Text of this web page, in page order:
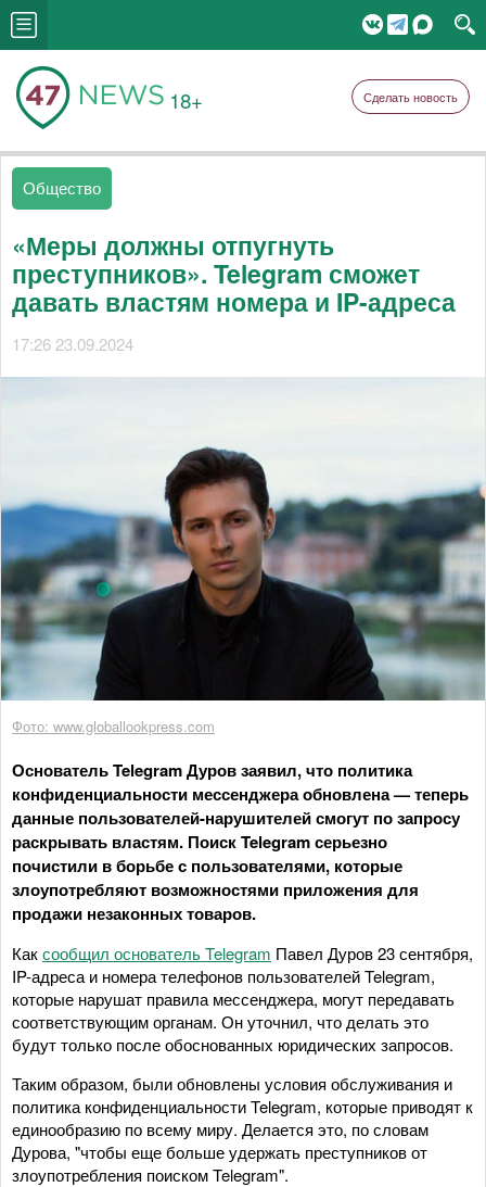
18+ Сделать новость
Общество
«Меры должны отпугнуть
преступников». Telegram сможет
давать властям номера и IP-адреса
17:26 23.09.2024
Фото: www.globallookpress.com
Основатель Telegram Дуров заявил, что политика
конфиденциальности мессенджера обновлена — теперь
данные пользователей-нарушителей смогут по запросу
раскрывать властям. Поиск Telegram серьезно
почистили в борьбе с пользователями, которые
злоупотребляют возможностями приложения для
продажи незаконных товаров.
Каксообщил основатель Telegram Павел Дуров 23 сентября,
IP-адреса и номера телефонов пользователей Telegram,
которые нарушат правила мессенджера, могут передавать
соответствующим органам. Он уточнил, что делать это
будут только после обоснованных юридических запросов.
Таким образом, были обновлены условия обслуживания и
политика конфиденциальности Telegram, которые приводят к
единообразию по всему миру. Делается это, по словам
Дурова, "чтобы еще больше удержать преступников от
злоупотребления поиском Telegram".